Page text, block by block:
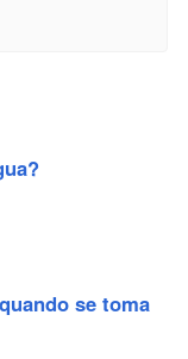
se toma